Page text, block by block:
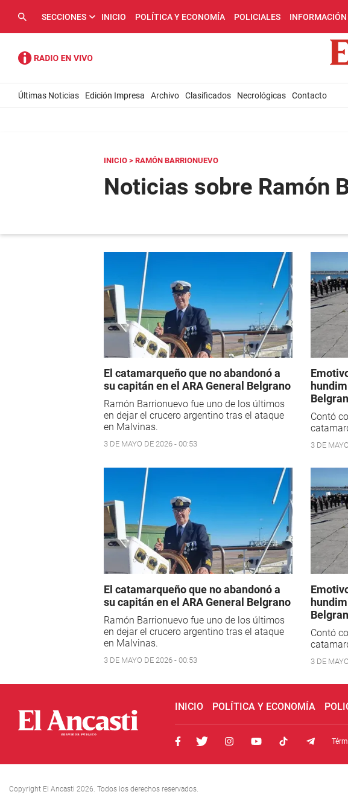
SECCIONES INICIO POLÍTICA Y ECONOMÍA POLICIALES
Últimas Noticias Edición Impresa Archivo Clasificados Necrológicas Contacto
INICIO > RAMÓN BARRIONUEVO
Noticias sobre Ramón
El catamarqueño que no abandonó a
su capitán en el ARA General Belgrano
Ramón Barrionuevo fue uno de los últimos
en dejar el crucero argentino tras el ataque
en Malvinas.
3 DE MAYO DE 2026 - 00:53
Contó
3 DE
El catamarqueño que no abandonó a
su capitán en el ARA General Belgrano
Ramón Barrionuevo fue uno de los últimos
en dejar el crucero argentino tras el ataque
en Malvinas.
3 DE MAYO DE 2026 - 00:53
Contó
3 DE
INICIO POLÍTICA Y ECONOMÍA
Copyright El Ancasti 2026. Todos los derechos reservados.